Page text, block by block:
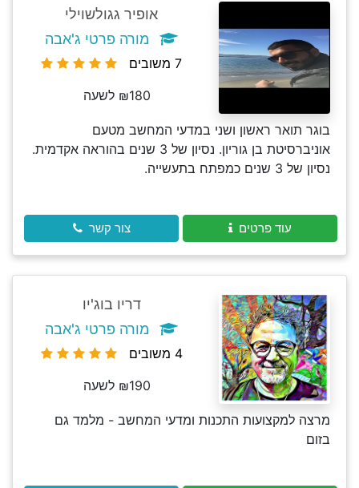
אופיר גגולשוילי
מורה פרטי ג'אבה
7 משובים
₪180 לשעה
בוגר תואר ראשון ושני במדעי המחשב מטעם
אוניברסיטת בן גוריון. נסיון של 3 שנים בהוראה אקדמית.
נסיון של 3 שנים כמפתח בתעשייה.
עוד פרטים צור קשר
דריו בוג'יו
מורה פרטי ג'אבה
4 משובים
₪190 לשעה
מרצה למקצועות התכנות ומדעי המחשב - מלמד גם
בזום